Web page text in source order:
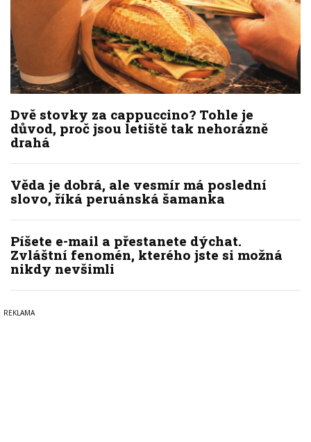
Dvě stovky za cappuccino? Tohle je
důvod, proč jsou letiště tak nehorázně
drahá
Věda je dobrá, ale vesmír má poslední
slovo, říká peruánská šamanka
Píšete e-mail a přestanete dýchat.
Zvláštní fenomén, kterého jste si možná
nikdy nevšimli